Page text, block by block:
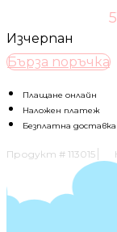
Изчерпан
Бърза поръчка
Плащане онлайн
Наложен платеж
Безплатна доставка
Продукт # 113015